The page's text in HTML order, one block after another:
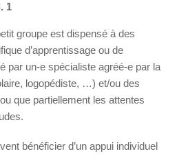
1
groupe est dispensé à des
d’apprentissage ou de
par un-e spécialiste agréé-e par la
logopédiste, …) et/ou des
que partiellement les attentes
bénéficier d’un appui individuel